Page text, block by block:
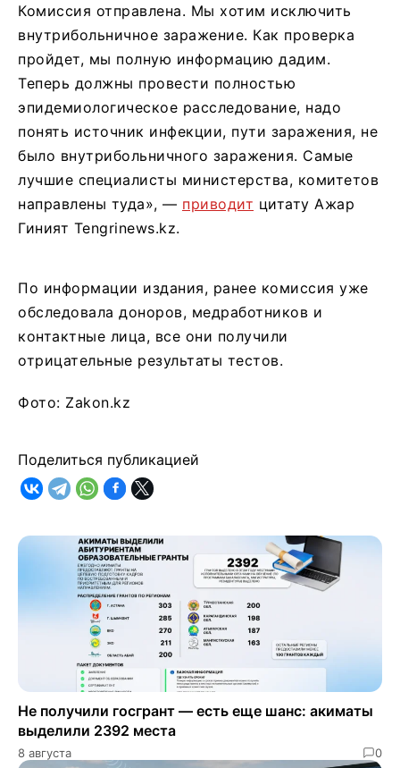
Комиссия отправлена. Мы хотим исключить
внутрибольничное заражение. Как проверка
пройдет, мы полную информацию дадим.
Теперь должны провести полностью
эпидемиологическое расследование, надо
понять источник инфекции, пути заражения, не
было внутрибольничного заражения. Самые
лучшие специалисты министерства, комитетов
направлены туда», — приводит цитату Ажар
Гиният Tengrinews.kz.
По информации издания, ранее комиссия уже
обследовала доноров, медработников и
контактные лица, все они получили
отрицательные результаты тестов.
Фото: Zakon.kz
Поделиться публикацией
Не получили госгрант — есть еще шанс: акиматы
выделили 2392 места
8 августа 0